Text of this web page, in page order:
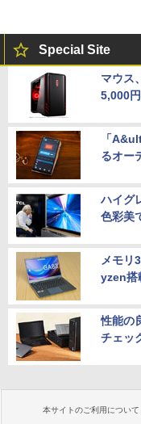
Special Site
マウス
5,000
「
るオー
ハイグ
色彩美
メモリ
yzen搭
性能の
チェッ
本サイトのご利用について